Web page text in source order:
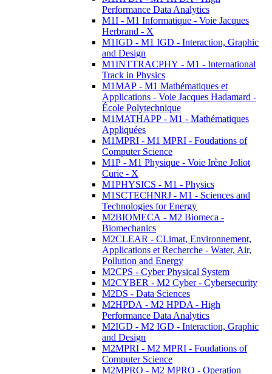
Performance Data Analytics
M1I - M1 Informatique - Voie Jacques
Herbrand - X
M1IGD - M1 IGD - Interaction, Graphic
and Design
M1INTTRACPHY - M1 - International
Track in Physics
M1MAP - M1 Mathématiques et
Applications - Voie Jacques Hadamard -
École Polytechnique
M1MATHAPP - M1 - Mathématiques
Appliquées
M1MPRI - M1 MPRI - Foudations of
Computer Science
M1P - M1 Physique - Voie Irène Joliot
Curie - X
M1PHYSICS - M1 - Physics
M1SCTECHNRJ - M1 - Sciences and
Technologies for Energy
M2BIOMECA - M2 Biomeca -
Biomechanics
M2CLEAR - CLimat, Environnement,
Applications et Recherche - Water, Air,
Pollution and Energy
M2CPS - Cyber Physical System
M2CYBER - M2 Cyber - Cybersecurity
M2DS - Data Sciences
M2HPDA - M2 HPDA - High
Performance Data Analytics
M2IGD - M2 IGD - Interaction, Graphic
and Design
M2MPRI - M2 MPRI - Foudations of
Computer Science
M2MPRO - M2 MPRO - Operation